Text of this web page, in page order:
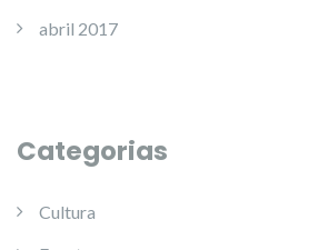
abril 2017
Categorias
Cultura